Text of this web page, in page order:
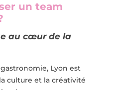
un team
au cœur de la
Lyon est
culture et la créativité